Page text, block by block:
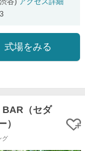
式場をみる
（セダ
）
グ